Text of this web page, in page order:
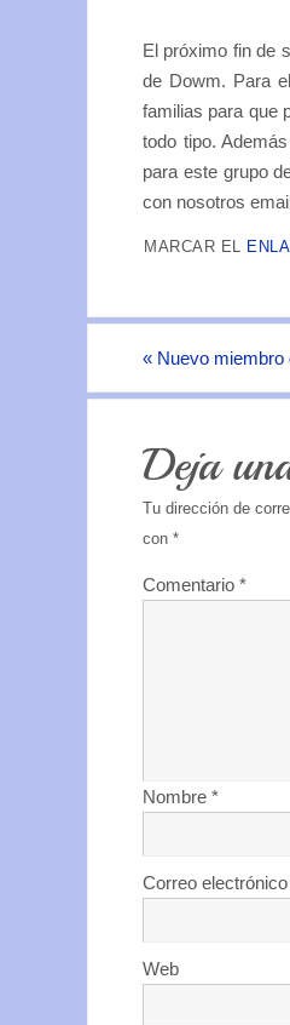
El próximo fin de
de Dowm. Para
familias para que
todo tipo.
para este grupo
con nosotros
MARCAR EL
« Nuevo miembro
Deja
Tu dirección de
con *
Comentario *
Nombre *
Correo electrónico
Web